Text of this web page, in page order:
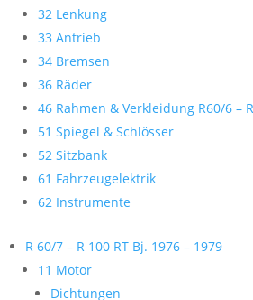
32 Lenkung
33 Antrieb
34 Bremsen
36 Räder
46 Rahmen & Verkleidung R60/6 –
51 Spiegel & Schlösser
52 Sitzbank
61 Fahrzeugelektrik
62 Instrumente
R 60/7 – R 100 RT Bj. 1976 – 1979
11 Motor
Dichtungen